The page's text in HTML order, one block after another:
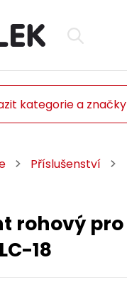
kategorie a značky
Příslušenství
rohový pro
18